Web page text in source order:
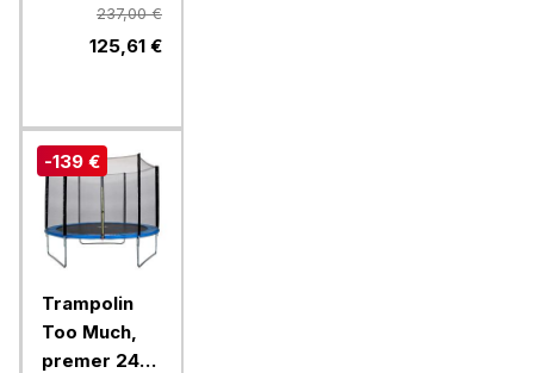
cm, vrtni237,00 €
125,61 €
-139 €
Trampolin
Too Much,
premer 244